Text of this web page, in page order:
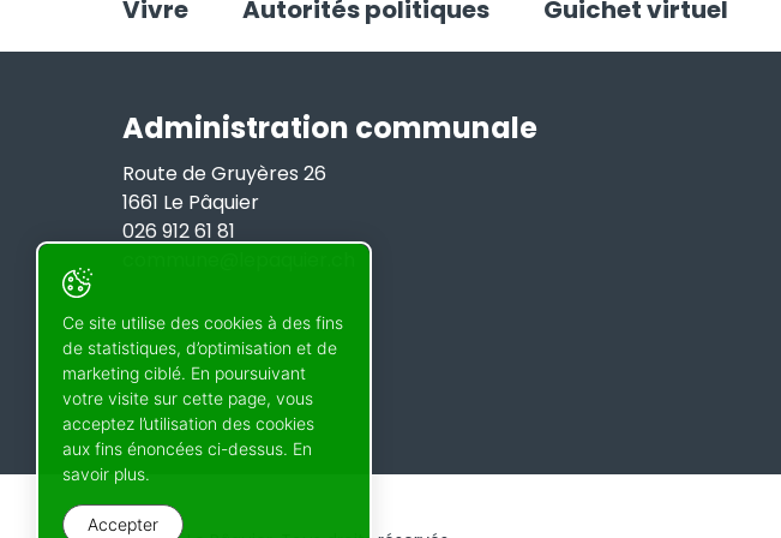
Vivre Autorités politiques Guichet virtuel
Administration communale
Route de Gruyères 26
1661 Le Pâquier
026 912 61 81
Ce site utilise des cookies à des fins
de statistiques, d’optimisation et de
marketing ciblé. En poursuivant
votre visite sur cette page, vous
acceptez l’utilisation des cookies
aux fins énoncées ci-dessus. En
savoir plus.
Accepter